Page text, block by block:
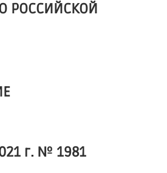
РОССИЙСКОЙ
г. № 1981